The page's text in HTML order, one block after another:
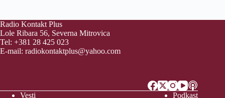
Radio Kontakt Plus
Lole Ribara 56, Severna Mitrovica
Tel: +381 28 425 023
E-mail: radiokontaktplus@yahoo.com
Vesti Podkast